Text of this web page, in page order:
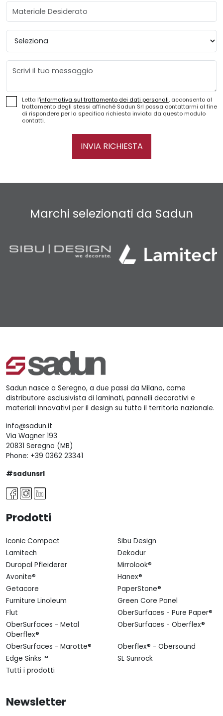
Materiale Desiderato
Provincia
Messaggio
Letta l'informativa sul trattamento dei dati personali, acconsento al
trattamento degli stessi affinché Sadun Srl possa contattarmi al fine
di rispondere per la specifica richiesta inviata da questo modulo
contatti.
INVIA RICHIESTA
Marchi selezionati da Sadun
Sadun nasce a Seregno, a due passi da Milano, come
distributore esclusivista di laminati, pannelli decorativi e
materiali innovativi per il design su tutto il territorio nazionale.
info@sadun.it
Via Wagner 193
20831 Seregno (MB)
Phone: +39 0362 23341
#sadunsrl
Prodotti
Iconic Compact
Sibu Design
Lamitech
Dekodur
Duropal Pfleiderer
Mirrolook®
Avonite®
Hanex®
Getacore
PaperStone®
Furniture Linoleum
Green Core Panel
Flut
OberSurfaces - Pure Paper®
OberSurfaces - Metal
Oberflex®
OberSurfaces - Oberflex®
OberSurfaces - Marotte®
Oberflex® - Obersound
Edge Sinks ™
SL Sunrock
Tutti i prodotti
Newsletter